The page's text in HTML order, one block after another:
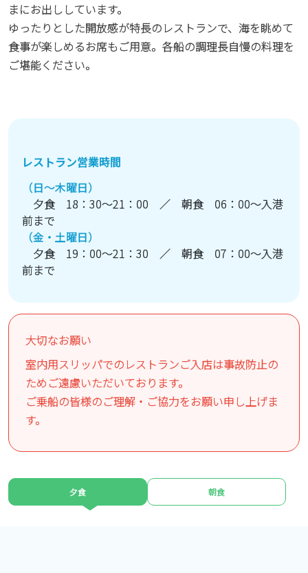
まにお出ししています。
ゆったりとした開放感が特長のレストランで、海を眺めて
食事が楽しめるお席もご用意。各船の調理長自慢の料理を
ご堪能ください。
レストラン営業時間
（日～木曜日）
夕食 18：30～21：00 ／ 朝食 06：00～入港
前まで
（金・土曜日）
夕食 19：00～21：30 ／ 朝食 07：00～入港
前まで
大切なお願い
室内用スリッパでのレストランご入店は事故防止の
ためご遠慮いただいております。
ご乗船の皆様のご理解・ご協力をお願い申し上げま
す。
夕食 朝食